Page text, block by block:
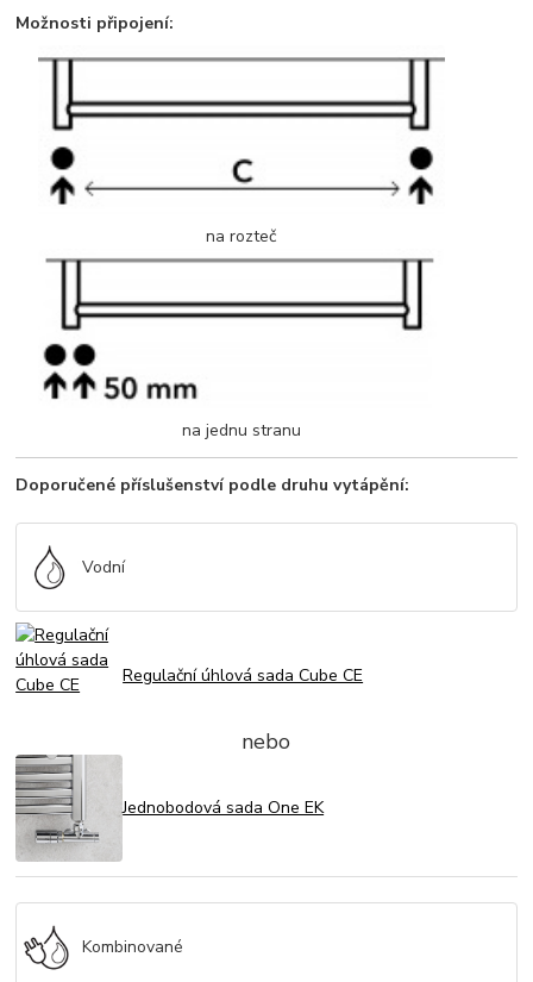
Možnosti připojení:
na rozteč
na jednu stranu
Doporučené příslušenství podle druhu vytápění:
Vodní
Regulační úhlová sada Cube CE
nebo
Jednobodová sada One EK
Kombinované